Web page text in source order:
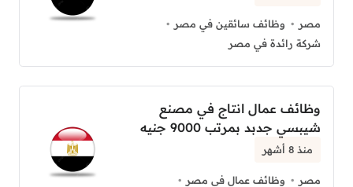
مصر
وظائف سائقين في مصر
شركة رائدة في مصر
وظائف عمال انتاج في مصنع
شيبسي جدبد بمرتب 9000 جنيه
منذ 8 أشهر
مصر
وظائف عمال في مصر